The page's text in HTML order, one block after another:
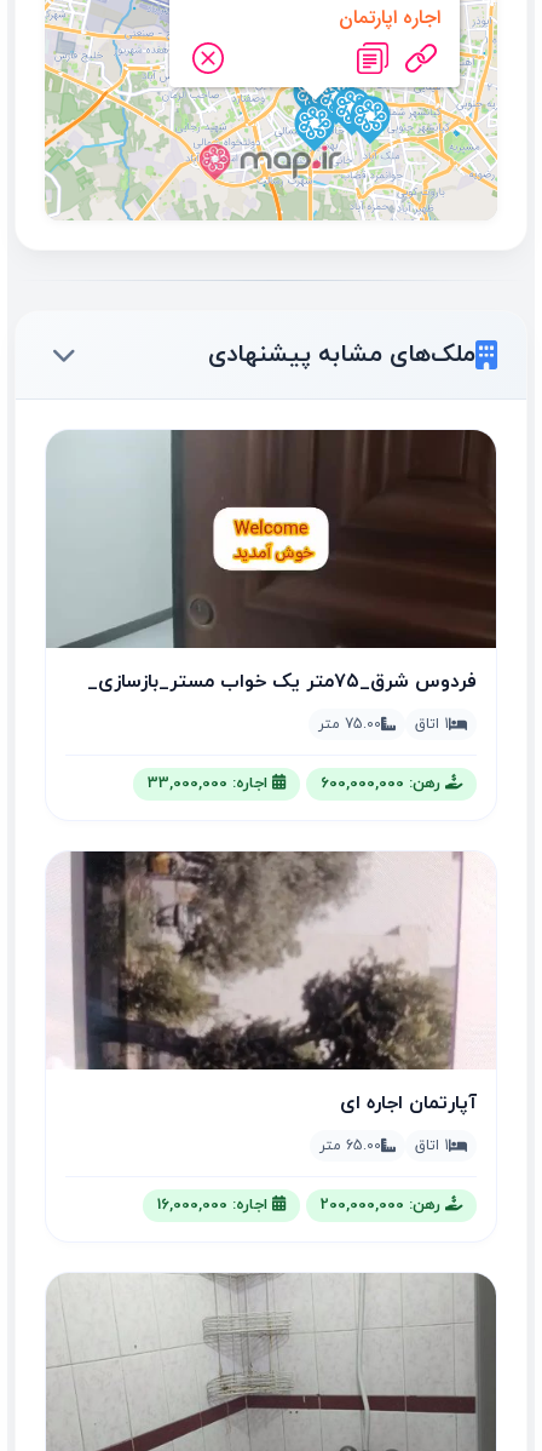
اجاره اپارتمان
ملک‌های مشابه پیشنهادی
فردوس شرق_۷۵متر یک خواب مستر_بازسازی_
حتی مجرد
1 اتاق 75.00 متر
رهن: 600,000,000 اجاره: 33,000,000
آپارتمان اجاره ای
1 اتاق 65.00 متر
رهن: 200,000,000 اجاره: 16,000,000